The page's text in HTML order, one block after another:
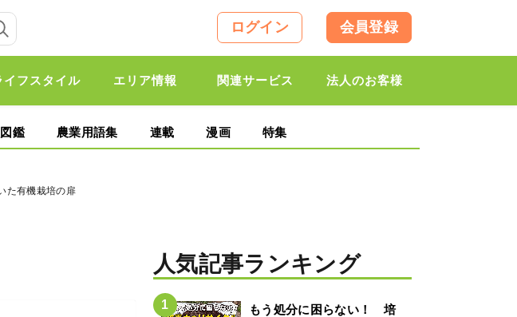
ログイン 会員登録
イフスタイル エリア情報 関連サービス 法人のお客様
鑑 農業用語集 連載 漫画 特集
た有機栽培の扉
人気記事ランキング
もう処分に困らない！ 培